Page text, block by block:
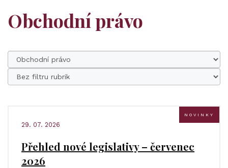
Obchodní právo
NOVINKY
29. 07. 2026
Přehled nové legislativy – červenec
2026